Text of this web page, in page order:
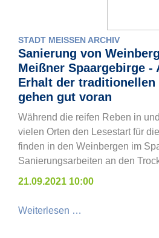
STADT MEISSEN ARCHIV
Sanierung von
Meißner Spaargebirge -
Erhalt der traditionellen
gehen gut voran
Während die reifen Reben in
vielen Orten den Lesestart für
finden in den Weinbergen im
Sanierungsarbeiten an den
21.09.2021 10:00
Weiterlesen …